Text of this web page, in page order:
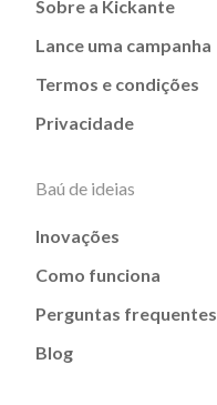
Sobre a Kickante
Lance uma campanha
Termos e condições
Privacidade
Baú de ideias
Inovações
Como funciona
Perguntas frequentes
Blog